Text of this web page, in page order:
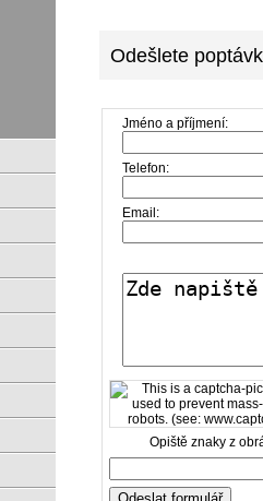
Odešlete
Jméno a příjmení:
Telefon:
Email:
Opiště znaky z